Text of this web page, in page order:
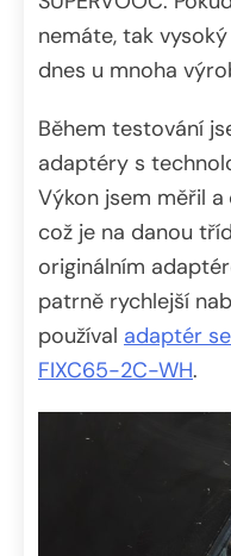
nemáte, tak
dnes u mnoha
Během testování
adaptéry s
Výkon jsem měřil a
což je na danou
originálním
patrně rychlejší
používal adaptér
FIXC65-2C-WH.